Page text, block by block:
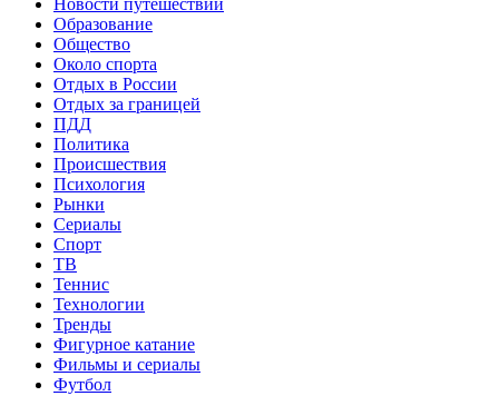
Новости путешествий
Образование
Общество
Около спорта
Отдых в России
Отдых за границей
ПДД
Политика
Происшествия
Психология
Рынки
Сериалы
Спорт
ТВ
Теннис
Технологии
Тренды
Фигурное катание
Фильмы и сериалы
Футбол